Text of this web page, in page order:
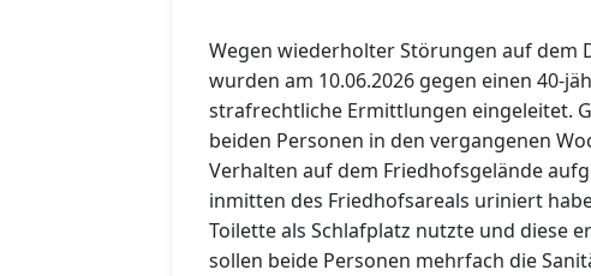
Wegen wiederholter Störungen auf dem
wurden am 10.06.2026 gegen einen 40-
strafrechtliche Ermittlungen eingeleitet.
beiden Personen in den vergangenen
Verhalten auf dem Friedhofsgelände
inmitten des Friedhofsareals uriniert
Toilette als Schlafplatz nutzte und diese
sollen beide Personen mehrfach die